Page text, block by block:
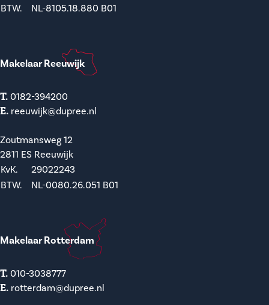
BTW.
NL-8105.18.880 B01
Makelaar Reeuwijk
T. 0182-394200
E. reeuwijk@dupree.nl
Zoutmansweg 12
2811 ES Reeuwijk
KvK.
29022243
BTW.
NL-0080.26.051 B01
Makelaar Rotterdam
T. 010-3038777
E. rotterdam@dupree.nl